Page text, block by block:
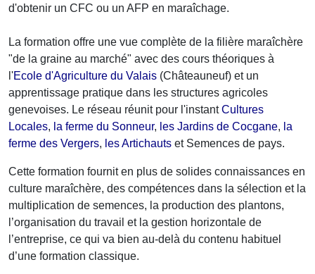
d'obtenir un CFC ou un AFP en maraîchage.
La formation offre une vue complète de la filière maraîchère
"de la graine au marché" avec des cours théoriques à
l'Ecole d'Agriculture du Valais (Châteauneuf) et un
apprentissage pratique dans les structures agricoles
genevoises. Le réseau réunit pour l'instantCultures
Locales, la ferme du Sonneur, les Jardins de Cocgane, la
ferme des Vergers, les Artichauts et Semences de pays.
Cette formation fournit en plus de solides connaissances en
culture maraîchère, des compétences dans la sélection et la
multiplication de semences, la production des plantons,
l’organisation du travail et la gestion horizontale de
l’entreprise, ce qui va bien au-delà du contenu habituel
d’une formation classique.